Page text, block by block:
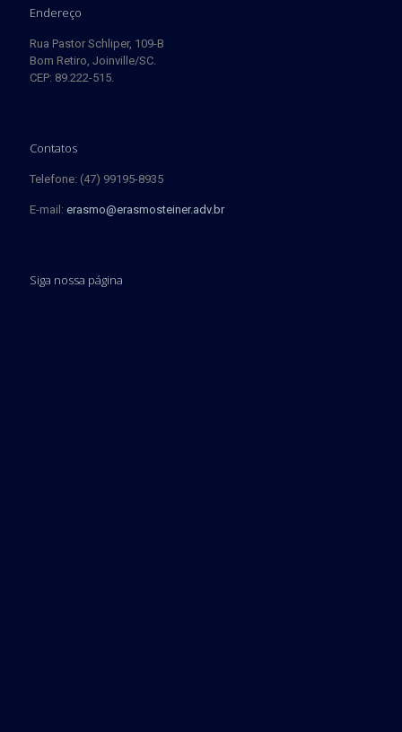
Endereço
Rua Pastor Schliper, 109-B
Bom Retiro, Joinville/SC.
CEP: 89.222-515.
Contatos
Telefone: (47) 99195-8935
E-mail: erasmo@erasmosteiner.adv.br
Siga nossa página